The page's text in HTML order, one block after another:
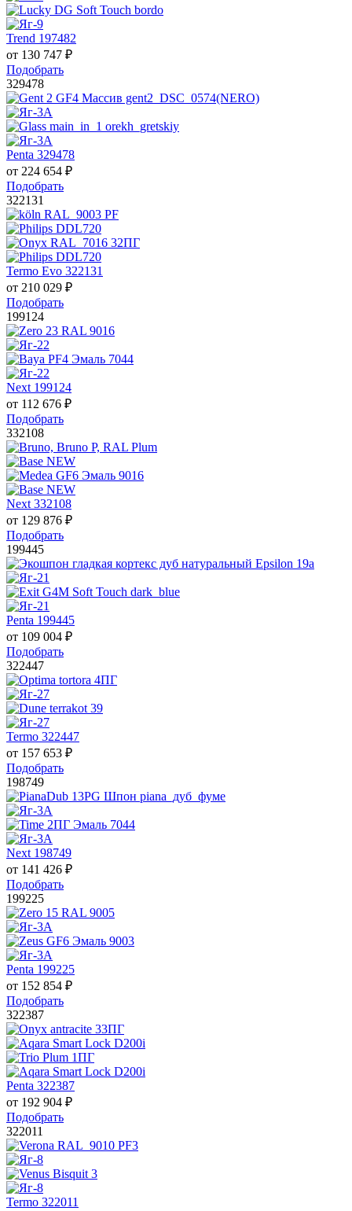
Trend 197482
от 130 747 ₽
Подобрать
329478
Penta 329478
от 224 654 ₽
Подобрать
322131
Termo Evo 322131
от 210 029 ₽
Подобрать
199124
Next 199124
от 112 676 ₽
Подобрать
332108
Next 332108
от 129 876 ₽
Подобрать
199445
Penta 199445
от 109 004 ₽
Подобрать
322447
Termo 322447
от 157 653 ₽
Подобрать
198749
Next 198749
от 141 426 ₽
Подобрать
199225
Penta 199225
от 152 854 ₽
Подобрать
322387
Penta 322387
от 192 904 ₽
Подобрать
322011
Termo 322011